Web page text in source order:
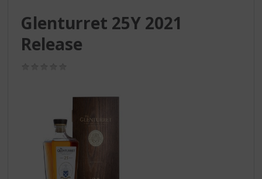
Glenturret 25Y 2021
Release